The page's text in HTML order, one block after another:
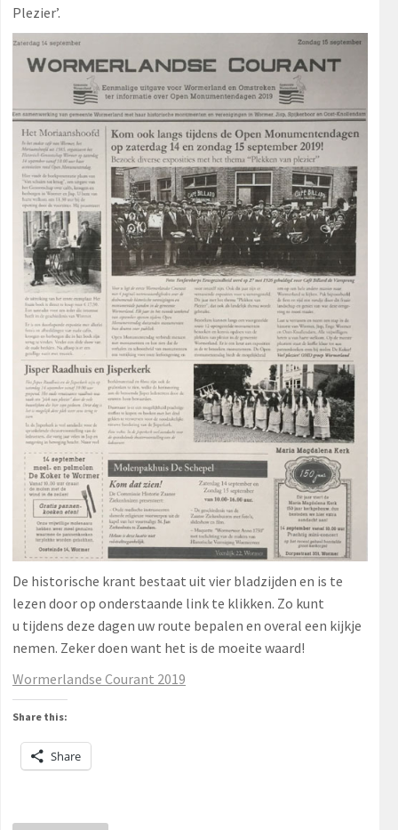
Plezier’.
De historische krant bestaat uit vier bladzijden en is te
lezen door op onderstaande link te klikken. Zo kunt
u tijdens deze dagen uw route bepalen en overal een kijkje
nemen. Zeker doen want het is de moeite waard!
Wormerlandse Courant 2019
Share this:
Share